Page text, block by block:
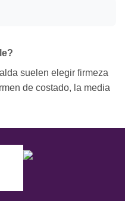
suelen elegir firmeza
de costado, la media